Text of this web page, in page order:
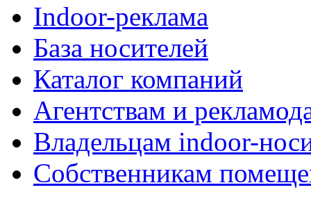
Indoor-реклама
База носителей
Каталог компаний
Агентствам и
Владельцам indoor-
Собственникам